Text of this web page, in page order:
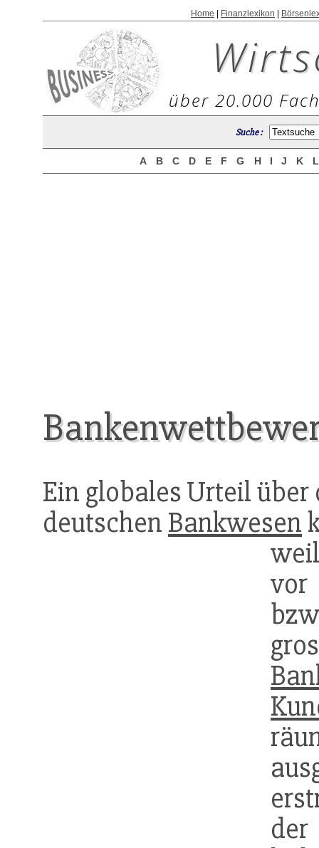
Home Finanzlexikon
über 20.000
Suche :
A B C D E F G H I J K
Ein globales Urteil
deutschen Bankwesen